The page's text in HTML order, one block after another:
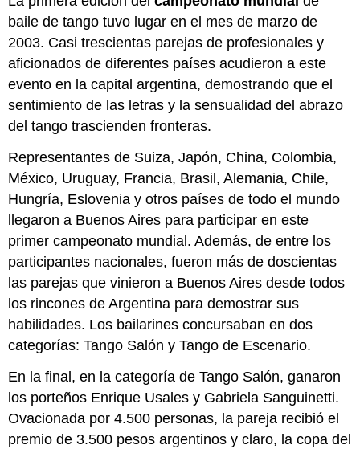
mismo
sexo
15
de
julio
2010,
Buenos
Paso
4
Michelle
Bachelet,
(y
única)
presidenta
chilena:
biográficos
Paso
Itaipú,
la
represa
con
baile de tango tuvo lugar en el mes de marzo de
2003. Casi trescientas parejas de profesionales y
aficionados de diferentes países acudieron a este
evento en la capital argentina, demostrando que el
sentimiento de las letras y la sensualidad del abrazo
del tango trascienden fronteras.
Representantes de Suiza, Japón, China, Colombia,
México, Uruguay, Francia, Brasil, Alemania, Chile,
Hungría, Eslovenia y otros países de todo el mundo
llegaron a Buenos Aires para participar en este
primer campeonato mundial. Además, de entre los
participantes nacionales, fueron más de doscientas
las parejas que vinieron a Buenos Aires desde todos
los rincones de Argentina para demostrar sus
habilidades. Los bailarines concursaban en dos
categorías: Tango Salón y Tango de Escenario.
En la final, en la categoría de Tango Salón, ganaron
los porteños Enrique Usales y Gabriela Sanguinetti.
Ovacionada por 4.500 personas, la pareja recibió el
premio de 3.500 pesos argentinos y claro, la copa del